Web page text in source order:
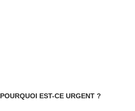
POURQUOI EST-CE URGENT ?